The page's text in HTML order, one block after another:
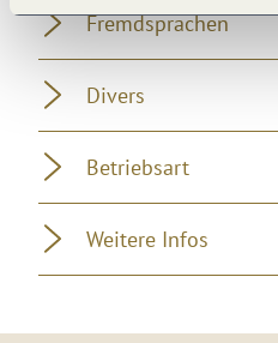
Fremdsprachen
Divers
Betriebsart
Weitere Infos